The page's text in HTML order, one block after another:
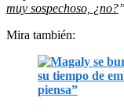
muy sospechoso, ¿no?”,
Mira también: